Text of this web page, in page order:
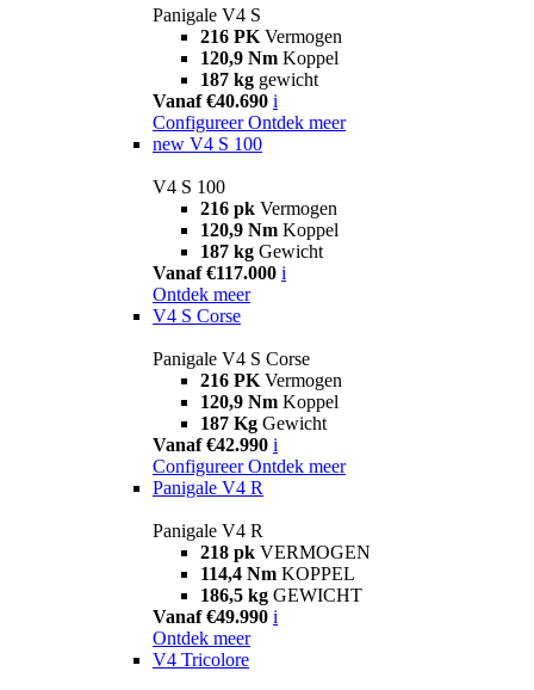
Panigale V4 S
216 PK Vermogen
120,9 Nm Koppel
187 kg gewicht
Vanaf €40.690 i
Configureer Ontdek meer
new V4 S 100
V4 S 100
216 pk Vermogen
120,9 Nm Koppel
187 kg Gewicht
Vanaf €117.000 i
Ontdek meer
V4 S Corse
Panigale V4 S Corse
216 PK Vermogen
120,9 Nm Koppel
187 Kg Gewicht
Vanaf €42.990 i
Configureer Ontdek meer
Panigale V4 R
Panigale V4 R
218 pk VERMOGEN
114,4 Nm KOPPEL
186,5 kg GEWICHT
Vanaf €49.990 i
Ontdek meer
V4 Tricolore